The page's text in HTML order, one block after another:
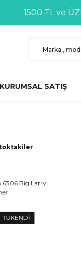
1500 TL ve
KURUMSAL SATIŞ
TÜKENDİ